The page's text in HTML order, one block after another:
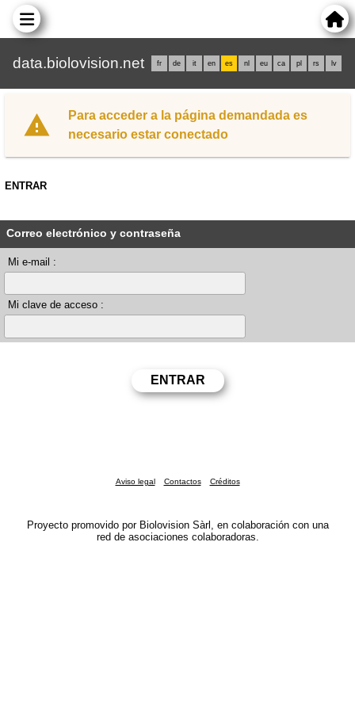
data.biolovision.net fr de it en es nl eu ca pl rs lv
Para acceder a la página demandada es
necesario estar conectado
ENTRAR
Correo electrónico y contraseña
Mi e-mail :
Mi clave de acceso :
Aviso legal Contactos Créditos
Proyecto promovido por Biolovision Sàrl, en colaboración con una
red de asociaciones colaboradoras.